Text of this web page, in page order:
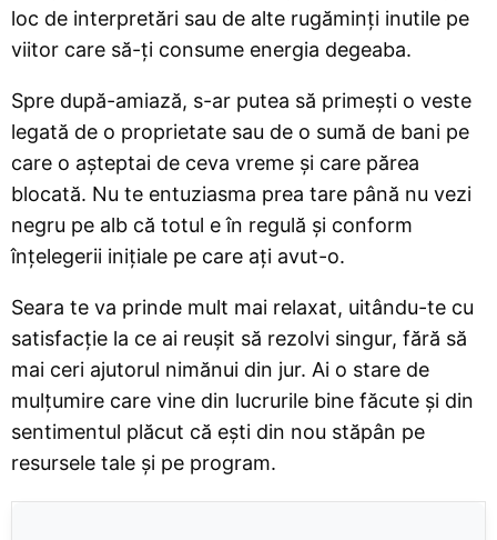
loc de interpretări sau de alte rugăminți inutile pe
viitor care să-ți consume energia degeaba.
Spre după-amiază, s-ar putea să primești o veste
legată de o proprietate sau de o sumă de bani pe
care o așteptai de ceva vreme și care părea
blocată. Nu te entuziasma prea tare până nu vezi
negru pe alb că totul e în regulă și conform
înțelegerii inițiale pe care ați avut-o.
Seara te va prinde mult mai relaxat, uitându-te cu
satisfacție la ce ai reușit să rezolvi singur, fără să
mai ceri ajutorul nimănui din jur. Ai o stare de
mulțumire care vine din lucrurile bine făcute și din
sentimentul plăcut că ești din nou stăpân pe
resursele tale și pe program.